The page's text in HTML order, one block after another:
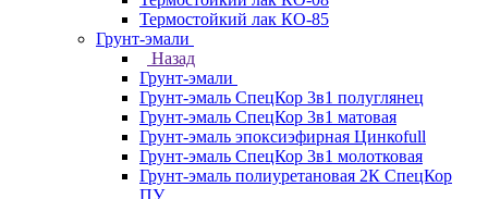
Термостойкий лак КО-85
Грунт-эмали
Назад
Грунт-эмали
Грунт-эмаль СпецКор 3в1 полуглянец
Грунт-эмаль СпецКор 3в1 матовая
Грунт-эмаль эпоксиэфирная Цинкоfull
Грунт-эмаль СпецКор 3в1 молотковая
Грунт-эмаль полиуретановая 2К СпецКор
ПУ